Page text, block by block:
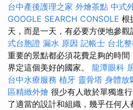
台中產後護理之家 外燴茶點 中式
GOOGLE SEARCH CONSOLE 根
天，而是一天，有必要方便地參觀
式台胞證 漏水 原因 記帳士 台北
重要的景點都必須花費足夠的時
界定這個美好的國家。 龍潭眼科
台中水療服務 植牙 靈骨塔 身體放
區精緻外燴 很少有人敢於單獨進
了適當的設計和組織，幾乎任何